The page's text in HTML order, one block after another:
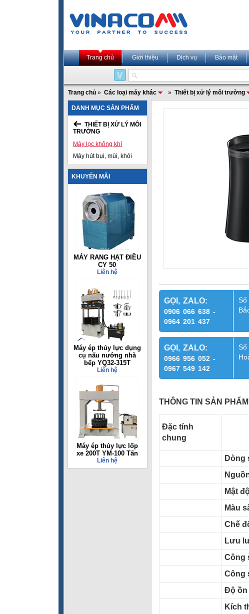
Trang chủ Giới thiệu Dịch vụ Bảo mật
Trang chủ » Các loại máy khác » Thiết bị xử lý môi trường
DANH MỤC SẢN PHẨM
THIẾT BỊ XỬ LÝ MÔI
TRƯỜNG
Máy lọc không khí
Máy hút bụi, mùi, khói
KHUYẾN MÃI
MÁY RANG HẠT ĐIỀU
CY 50
Liên hệ
Máy ép thủy lực dụng
cụ nấu nướng nhà
bếp YQ32-315T
Liên hệ
Máy ép thủy lực lốp
xe 200T YM-100 Tấn
Liên hệ
GỌI, ZALO:
0906 066 638 -
0964 201 437
Số
GỌI, ZALO:
0966 956 052 -
0967 549 142
Số
THÔNG TIN SẢN PHẨM
Đặc tính
chung
Dòng
Mật
Màu
Chế
Lưu
Công
Công
Độ ồn
Kích